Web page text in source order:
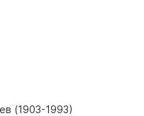
(1903-1993)